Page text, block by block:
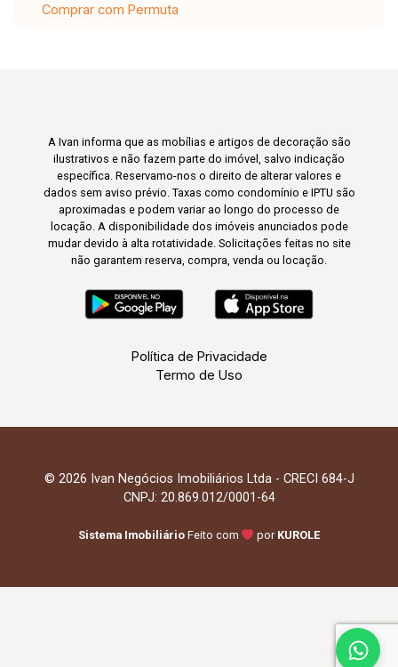
Comprar com Permuta
A Ivan informa que as mobílias e artigos de decoração são
ilustrativos e não fazem parte do imóvel, salvo indicação
específica. Reservamo-nos o direito de alterar valores e
dados sem aviso prévio. Taxas como condomínio e IPTU são
aproximadas e podem variar ao longo do processo de
locação. A disponibilidade dos imóveis anunciados pode
mudar devido à alta rotatividade. Solicitações feitas no site
não garantem reserva, compra, venda ou locação.
Política de Privacidade
Termo de Uso
© 2026 Ivan Negócios Imobiliários Ltda - CRECI 684-J
CNPJ: 20.869.012/0001-64
Sistema Imobiliário Feito com por KUROLE